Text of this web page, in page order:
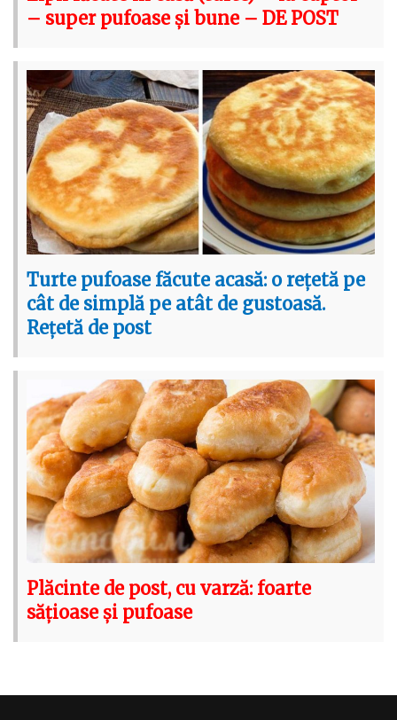
– super pufoase și bune – DE POST
Turte pufoase făcute acasă: o rețetă pe
cât de simplă pe atât de gustoasă.
Rețetă de post
Plăcinte de post, cu varză: foarte
sățioase și pufoase